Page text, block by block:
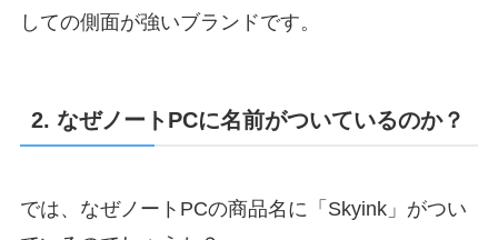
しての側面が強いブランドです。
2. なぜノートPCに名前がついているのか？
では、なぜノートPCの商品名に「Skyink」がつい